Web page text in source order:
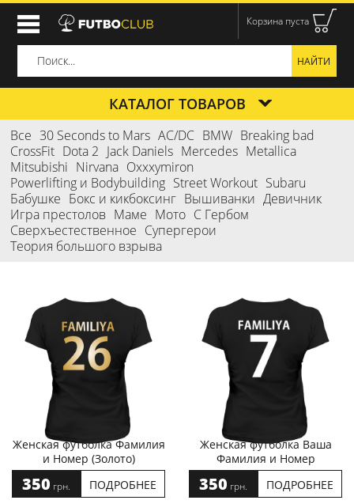
Корзина пуста
КАТАЛОГ ТОВАРОВ
Все 30 Seconds to Mars AC/DC BMW Breaking bad
CrossFit Dota 2 Jack Daniels Mercedes Metallica
Mitsubishi Nirvana Oxxxymiron
Powerlifting и Bodybuilding Street Workout Subaru
Бабушке Бокс и кикбоксинг Вышиванки Девичник
Игра престолов Маме Мото С Гербом
Сверхъестественное Супергерои
Теория большого взрыва
Женская футболка Фамилия
и Номер (Золото)
350 грн. ПОДРОБНЕЕ
Женская футболка Ваша
Фамилия и Номер
350 грн. ПОДРОБНЕЕ